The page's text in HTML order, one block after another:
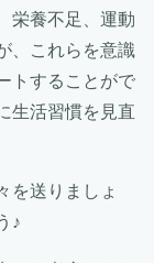
栄養不足、運動
、これらを意識
トすることがで
生活習慣を見直
を送りましょ
♪